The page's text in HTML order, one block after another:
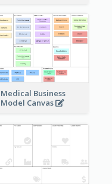
Medical Business
Model Canvas